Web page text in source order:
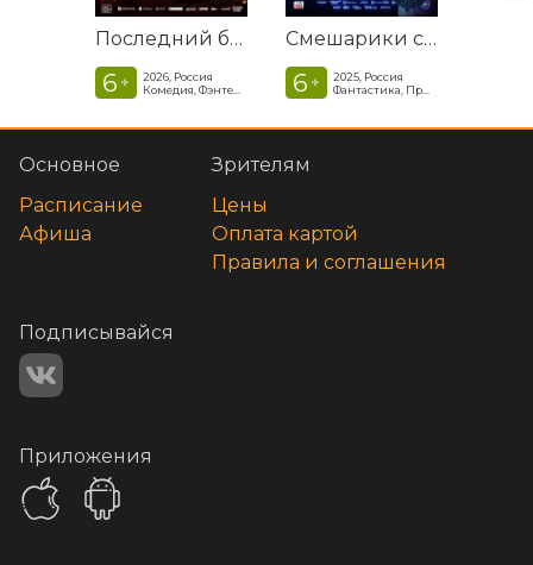
Последний богатырь. Колобок
6 +
2026, Россия
Смешарики сквозь вселенные
6 +
2025, Россия
Основное
Расписание
Афиша
Зрителям
Цены
Оплата картой
Правила и соглашения
Подписывайся
Приложения